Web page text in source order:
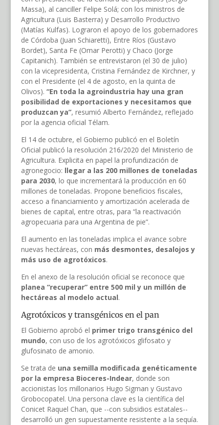
Massa), al canciller Felipe Solá; con los ministros de
Agricultura (Luis Basterra) y Desarrollo Productivo
(Matías Kulfas). Lograron el apoyo de los gobernadores
de Córdoba (Juan Schiaretti), Entre Ríos (Gustavo
Bordet), Santa Fe (Omar Perotti) y Chaco (Jorge
Capitanich). También se entrevistaron (el 30 de julio)
con la vicepresidenta, Cristina Fernández de Kirchner, y
con el Presidente (el 4 de agosto, en la quinta de
Olivos). “En toda la agroindustria hay una gran
posibilidad de exportaciones y necesitamos que
produzcan ya”, resumió Alberto Fernández, reflejado
por la agencia oficial Télam.
El 14 de octubre, el Gobierno publicó en el Boletín
Oficial publicó la resolución 216/2020 del Ministerio de
Agricultura. Explicita en papel la profundización de
agronegocio: llegar a las 200 millones de toneladas
para 2030, lo que incrementará la producción en 60
millones de toneladas. Propone beneficios fiscales,
acceso a financiamiento y amortización acelerada de
bienes de capital, entre otras, para “la reactivación
agropecuaria para una Argentina de pie”.
El aumento en las toneladas implica el avance sobre
nuevas hectáreas, con más desmontes, desalojos y
más uso de agrotóxicos.
En el anexo de la resolución oficial se reconoce que
planea “recuperar” entre 500 mil y un millón de
hectáreas al modelo actual.
Agrotóxicos y transgénicos en el pan
El Gobierno aprobó el primer trigo transgénico del
mundo, con uso de los agrotóxicos glifosato y
glufosinato de amonio.
Se trata de una semilla modificada genéticamente
por la empresa Bioceres-Indear, donde son
accionistas los millonarios Hugo Sigman y Gustavo
Grobocopatel. Una persona clave es la científica del
Conicet Raquel Chan, que --con subsidios estatales--
desarrolló un gen supuestamente resistente a la sequía.